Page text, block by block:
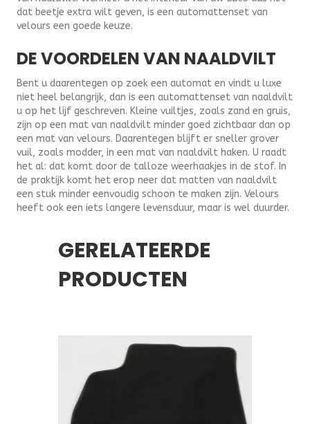
dat beetje extra wilt geven, is een automattenset van
velours een goede keuze.
DE VOORDELEN VAN NAALDVILT
Bent u daarentegen op zoek een automat en vindt u luxe
niet heel belangrijk, dan is een automattenset van naaldvilt
u op het lijf geschreven. Kleine vuiltjes, zoals zand en gruis,
zijn op een mat van naaldvilt minder goed zichtbaar dan op
een mat van velours. Daarentegen blijft er sneller grover
vuil, zoals modder, in een mat van naaldvilt haken. U raadt
het al: dat komt door de talloze weerhaakjes in de stof. In
de praktijk komt het erop neer dat matten van naaldvilt
een stuk minder eenvoudig schoon te maken zijn. Velours
heeft ook een iets langere levensduur, maar is wel duurder.
GERELATEERDE
PRODUCTEN